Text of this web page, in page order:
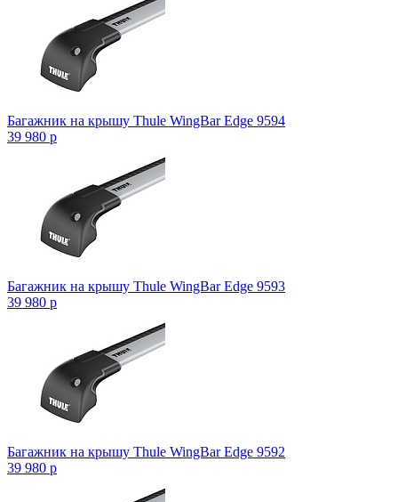
Багажник на крышу Thule WingBar Edge 9594
39 980 p
Багажник на крышу Thule WingBar Edge 9593
39 980 p
Багажник на крышу Thule WingBar Edge 9592
39 980 p